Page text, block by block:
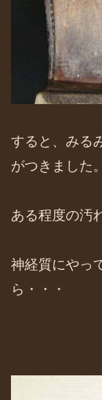
すると、みる
がつきました。
ある程度の汚
神経質にやっ
ら・・・